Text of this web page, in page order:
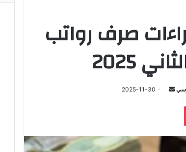
صرف رواتب
2025
أرسل 2025-11-30